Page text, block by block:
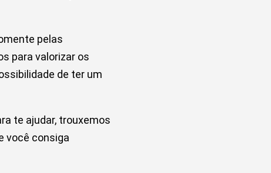
pelas
para valorizar os
de ter um
te ajudar, trouxemos
você consiga